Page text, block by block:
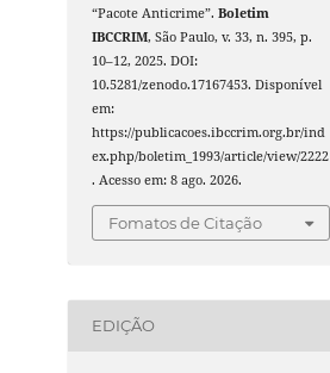
“Pacote Anticrime”.Boletim
IBCCRIM, São Paulo, v. 33, n. 395, p.
10–12, 2025. DOI:
10.5281/zenodo.17167453. Disponível
em:
https://publicacoes.ibccrim.org.br/ind
ex.php/boletim_1993/article/view/2222
. Acesso em: 8 ago. 2026.
Fomatos de Citação
EDIÇÃO